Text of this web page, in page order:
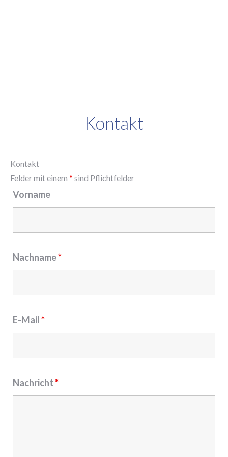
Kontakt
Kontakt
Felder mit einem * sind Pflichtfelder
Vorname
Nachname*
E-Mail*
Nachricht*